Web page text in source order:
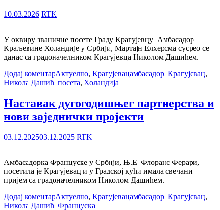
10.03.2026 RTK
У оквиру званичне посете Граду Крагујевцу Амбасадор
Краљевине Холандије у Србији, Мартајн Елхерсма сусрео се
данас са градоначелником Крагујевца Николом Дашићем.
Додај коментарАктуелно, Крагујевацамбасадор, Крагујевац,
Никола Дашић, посета, Холандија
Наставак дугогодишњег партнерства и
нови заједнички пројекти
03.12.202503.12.2025 RTK
Амбасадорка Француске у Србији, Њ.Е. Флоранс Ферари,
посетила је Крагујевац и у Градској кући имала свечани
пријем са градоначелником Николом Дашићем.
Додај коментарАктуелно, Крагујевацамбасадор, Крагујевац,
Никола Дашић, Француска